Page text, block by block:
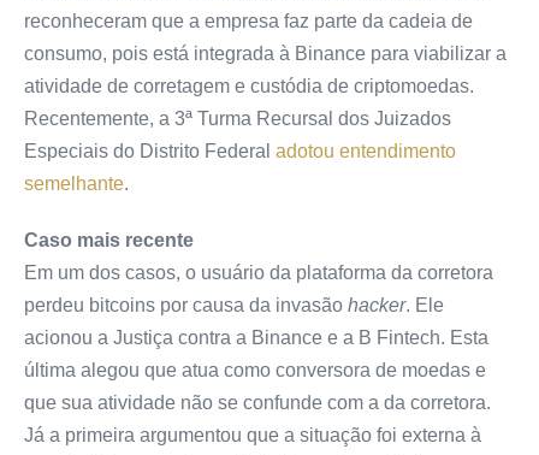
reconheceram que a empresa faz parte da cadeia de
consumo, pois está integrada à Binance para viabilizar a
atividade de corretagem e custódia de criptomoedas.
Recentemente, a 3ª Turma Recursal dos Juizados
Especiais do Distrito Federal adotou entendimento
semelhante.
Caso mais recente
Em um dos casos, o usuário da plataforma da corretora
perdeu bitcoins por causa da invasão hacker. Ele
acionou a Justiça contra a Binance e a B Fintech. Esta
última alegou que atua como conversora de moedas e
que sua atividade não se confunde com a da corretora.
Já a primeira argumentou que a situação foi externa à